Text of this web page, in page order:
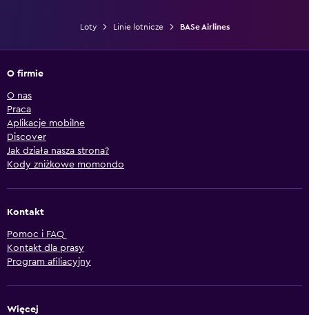
Loty Linie lotnicze BASe Airlines
O firmie
O nas
Praca
Aplikacje mobilne
Discover
Jak działa nasza strona?
Kody zniżkowe momondo
Kontakt
Pomoc i FAQ
Kontakt dla prasy
Program afiliacyjny
Więcej